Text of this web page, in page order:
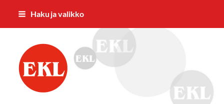
Siirry
Haku ja valikko
Jämsän Eläkkeensaajat ry.